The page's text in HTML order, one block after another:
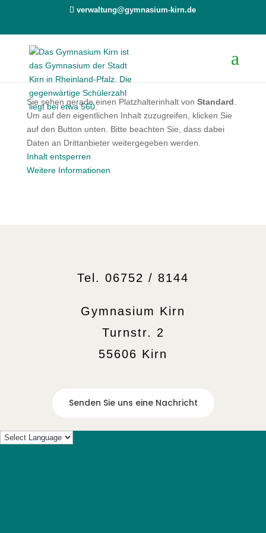
verwaltung@gymnasium-kirn.de
Sie sehen gerade einen Platzhalterinhalt von Standard
Um auf den eigentlichen Inhalt zuzugreifen, klicken Sie
auf den Button unten. Bitte beachten Sie, dass dabei
Daten an Drittanbieter weitergegeben werden.
Inhalt entsperren
Weitere Informationen
Tel. 06752 / 8144
Gymnasium Kirn
Turnstr. 2
55606 Kirn
Senden Sie uns eine Nachricht